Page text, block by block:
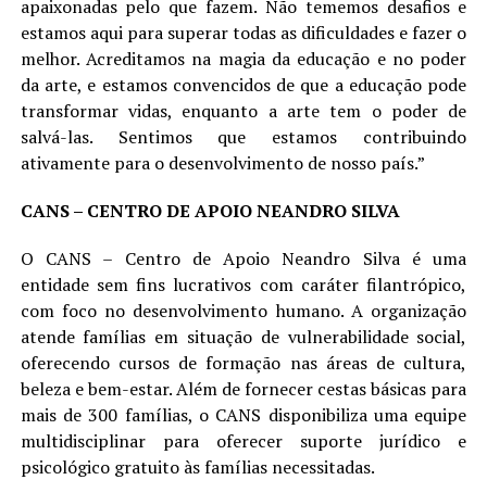
apaixonadas pelo que fazem. Não tememos desafios e
estamos aqui para superar todas as dificuldades e fazer o
melhor. Acreditamos na magia da educação e no poder
da arte, e estamos convencidos de que a educação pode
transformar vidas, enquanto a arte tem o poder de
salvá-las. Sentimos que estamos contribuindo
ativamente para o desenvolvimento de nosso país.”
CANS – CENTRO DE APOIO NEANDRO SILVA
O CANS – Centro de Apoio Neandro Silva é uma
entidade sem fins lucrativos com caráter filantrópico,
com foco no desenvolvimento humano. A organização
atende famílias em situação de vulnerabilidade social,
oferecendo cursos de formação nas áreas de cultura,
beleza e bem-estar. Além de fornecer cestas básicas para
mais de 300 famílias, o CANS disponibiliza uma equipe
multidisciplinar para oferecer suporte jurídico e
psicológico gratuito às famílias necessitadas.